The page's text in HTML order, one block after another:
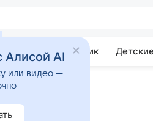
Учебник
Алисой AI
или видео —